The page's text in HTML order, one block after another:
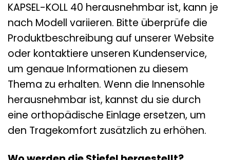
KAPSEL-KOLL 40 herausnehmbar ist, kann je
nach Modell variieren. Bitte überprüfe die
Produktbeschreibung auf unserer Website
oder kontaktiere unseren Kundenservice,
um genaue Informationen zu diesem
Thema zu erhalten. Wenn die Innensohle
herausnehmbar ist, kannst du sie durch
eine orthopädische Einlage ersetzen, um
den Tragekomfort zusätzlich zu erhöhen.